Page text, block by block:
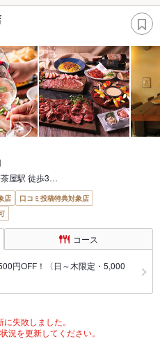
茶屋駅 徒歩3…
店
口コミ投稿特典対象店
コース
円OFF！〈日～木限定・5,000
失敗しました。
況を更新してください。